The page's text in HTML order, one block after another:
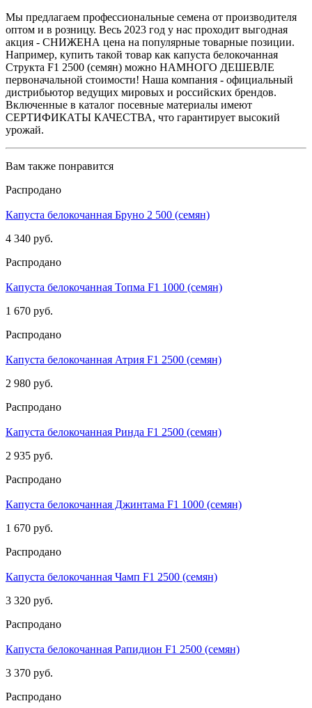
Мы предлагаем профессиональные семена от производителя
оптом и в розницу. Весь 2023 год у нас проходит выгодная
акция - СНИЖЕНА цена на популярные товарные позиции.
Например, купить такой товар как капуста белокочанная
Структа F1 2500 (семян) можно НАМНОГО ДЕШЕВЛЕ
первоначальной стоимости! Наша компания - официальный
дистрибьютор ведущих мировых и российских брендов.
Включенные в каталог посевные материалы имеют
СЕРТИФИКАТЫ КАЧЕСТВА, что гарантирует высокий
урожай.
Вам также понравится
Распродано
Капуста белокочанная Бруно 2 500 (семян)
4 340 руб.
Распродано
Капуста белокочанная Топма F1 1000 (семян)
1 670 руб.
Распродано
Капуста белокочанная Атрия F1 2500 (семян)
2 980 руб.
Распродано
Капуста белокочанная Ринда F1 2500 (семян)
2 935 руб.
Распродано
Капуста белокочанная Джинтама F1 1000 (семян)
1 670 руб.
Распродано
Капуста белокочанная Чамп F1 2500 (семян)
3 320 руб.
Распродано
Капуста белокочанная Рапидион F1 2500 (семян)
3 370 руб.
Распродано